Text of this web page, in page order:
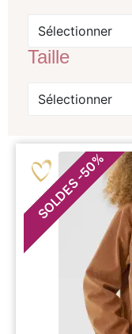
Sélectionner
Taille
Sélectionner
SOLDES
-
50
%